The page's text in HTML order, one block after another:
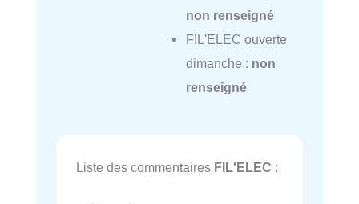
non renseigné
FIL'ELEC ouverte
dimanche : non
renseigné
Liste des commentaires FIL'ELEC :